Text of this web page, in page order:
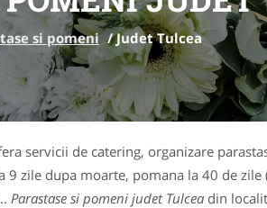
si pomeni /Judet Tulcea
servicii de catering, organizare
zile dupa moarte, pomana la 40 de
Parastase si pomeni judet Tulcea din